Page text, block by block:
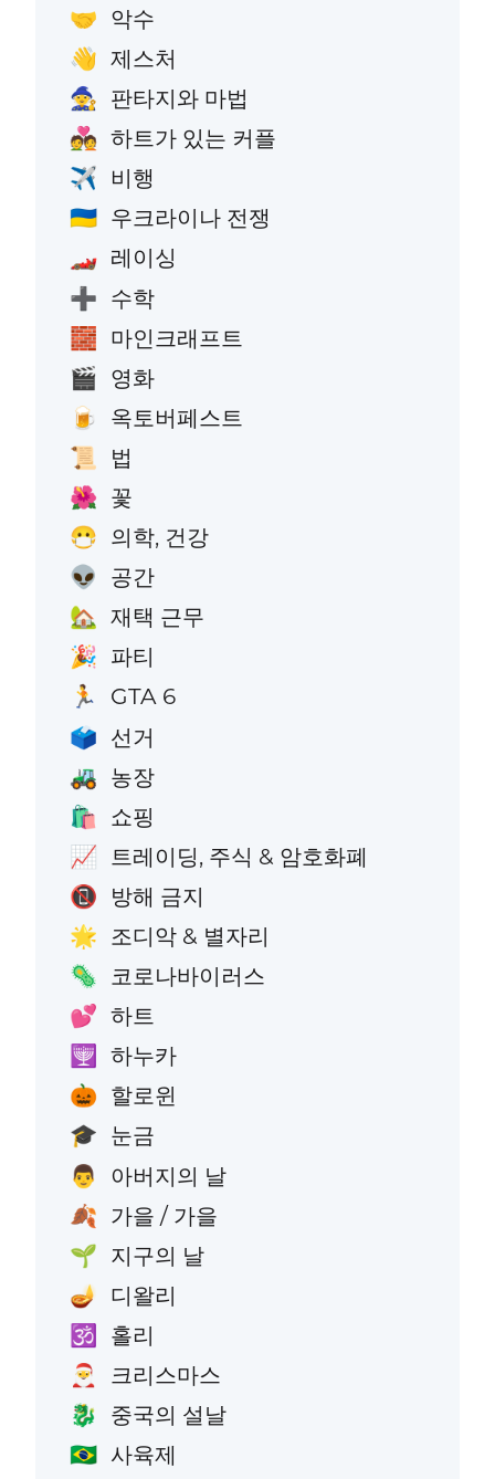
🤝 악수
👋 제스처
🧙 판타지와 마법
💑 하트가 있는 커플
✈️ 비행
🇺🇦 우크라이나 전쟁
🏎️ 레이싱
➕ 수학
🧱 마인크래프트
🎬 영화
🍺 옥토버페스트
📜 법
🌺 꽃
😷 의학, 건강
👽 공간
🏡 재택 근무
🎉 파티
🏃 GTA 6
🗳️ 선거
🚜 농장
🛍️ 쇼핑
📈 트레이딩, 주식 & 암호화폐
📵 방해 금지
🌟 조디악 & 별자리
🦠 코로나바이러스
💕 하트
🕎 하누카
🎃 할로윈
🎓 눈금
👨 아버지의 날
🍂 가을 / 가을
🌱 지구의 날
🪔 디왈리
🕉️ 홀리
🎅 크리스마스
🐉 중국의 설날
🇧🇷 사육제